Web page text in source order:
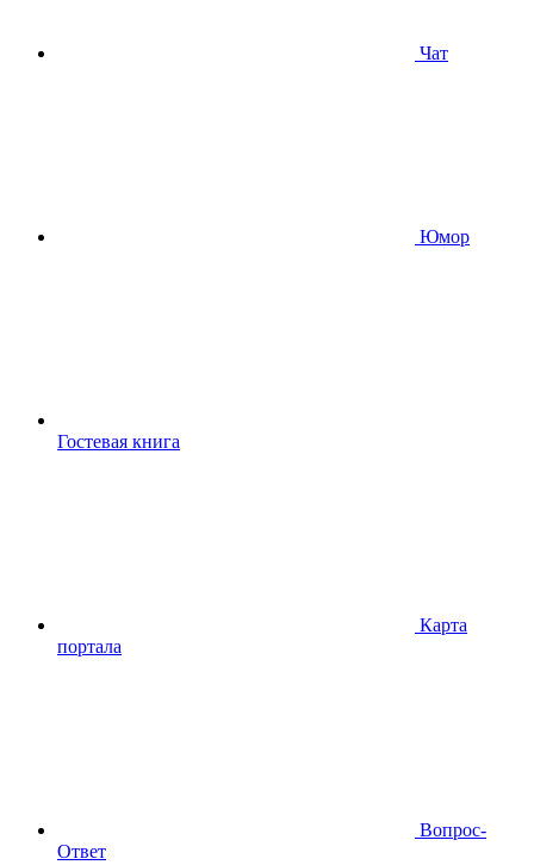
Чат
Юмор
Гостевая книга
Карта
портала
Вопрос-
Ответ